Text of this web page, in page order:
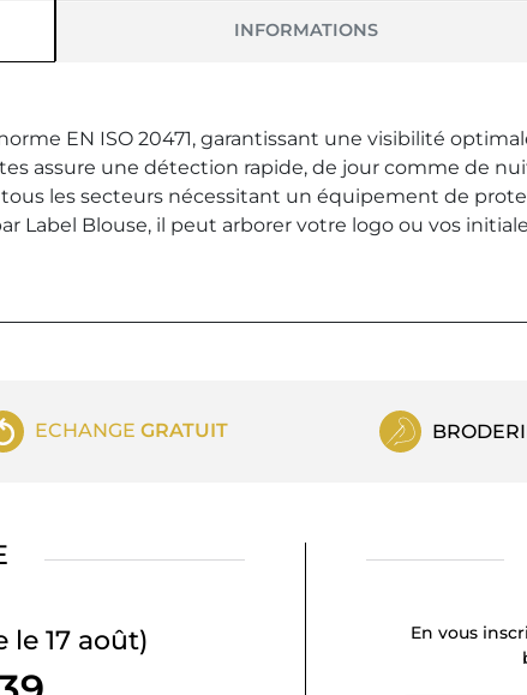
INFORMATIONS
EN ISO 20471, garantissant une visibilité
assure une détection rapide, de jour comme de
tous les secteurs nécessitant un équipement de
Label Blouse, il peut arborer votre logo ou vos
ECHANGE GRATUIT
le 17 août)
En vous